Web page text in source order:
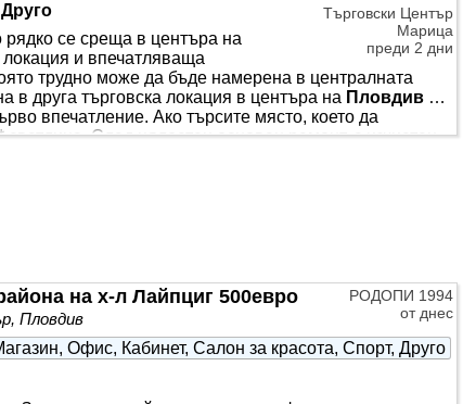
Търговски Център
Марица
преди 2 дни
се среща в центъра на
и впечатляваща
трудно може да бъде намерена в централната
друга търговска локация в центъра на Пловдив …
впечатление. Ако търсите място, което да
След цялостен основен ремонт, с изчистен
РОДОПИ 1994
от днес
на х-л Лайпциг 500евро
Пловдив
Офис, Кабинет, Салон за красота, Спорт, Друго